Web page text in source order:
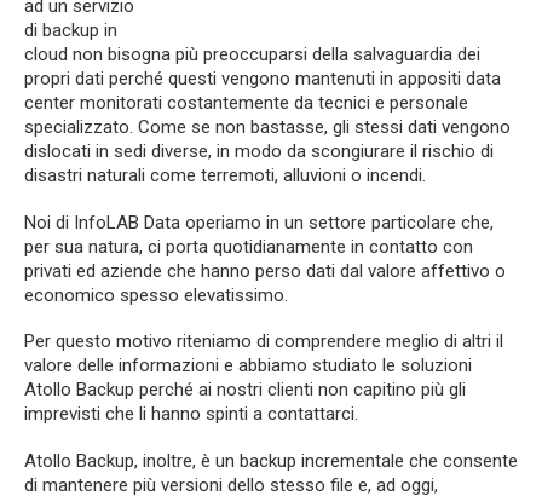
ad un servizio
di backup in
cloud non bisogna più preoccuparsi della salvaguardia dei
propri dati perché questi vengono mantenuti in appositi data
center monitorati costantemente da tecnici e personale
specializzato. Come se non bastasse, gli stessi dati vengono
dislocati in sedi diverse, in modo da scongiurare il rischio di
disastri naturali come terremoti, alluvioni o incendi.
Noi di InfoLAB Data operiamo in un settore particolare che,
per sua natura, ci porta quotidianamente in contatto con
privati ed aziende che hanno perso dati dal valore affettivo o
economico spesso elevatissimo.
Per questo motivo riteniamo di comprendere meglio di altri il
valore delle informazioni e abbiamo studiato le soluzioni
Atollo Backup perché ai nostri clienti non capitino più gli
imprevisti che li hanno spinti a contattarci.
Atollo Backup, inoltre, è un backup incrementale che consente
di mantenere più versioni dello stesso file e, ad oggi,